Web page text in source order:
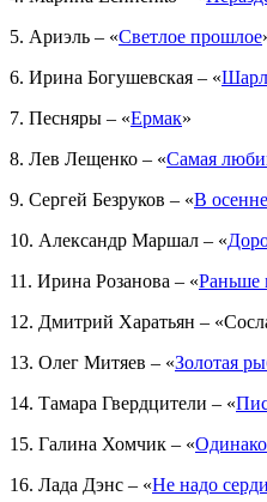
5. Ариэль – «Светлое прошлое
6. Ирина Богушевская – «
7. Песняры – «Ермак»
8. Лев Лещенко – «Самая
9. Сергей Безруков – «В
10. Александр Маршал – «
11. Ирина Розанова – «Раньше
12. Дмитрий Харатьян –
13. Олег Митяев – «Золотая
14. Тамара Гвердцители – «
15. Галина Хомчик – «
16. Лада Дэнс – «Не надо